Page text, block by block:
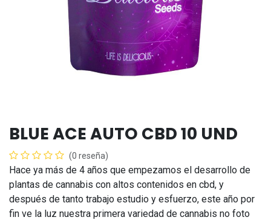
BLUE ACE AUTO CBD 10 UND
(0 reseña)
Hace ya más de 4 años que empezamos el desarrollo de
plantas de cannabis con altos contenidos en cbd, y
después de tanto trabajo estudio y esfuerzo, este año por
fin ve la luz nuestra primera variedad de cannabis no foto